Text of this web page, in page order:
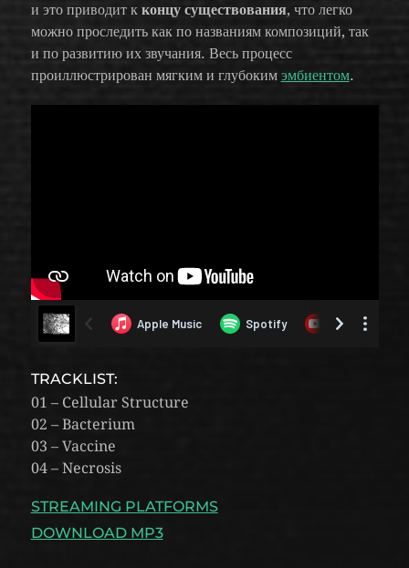
и это приводит к концу существования, что легко
можно проследить как по названиям композиций, так
и по развитию их звучания. Весь процесс
проиллюстрирован мягким и глубоким эмбиентом.
TRACKLIST:
01 – Cellular Structure
02 – Bacterium
03 – Vaccine
04 – Necrosis
STREAMING PLATFORMS
DOWNLOAD MP3